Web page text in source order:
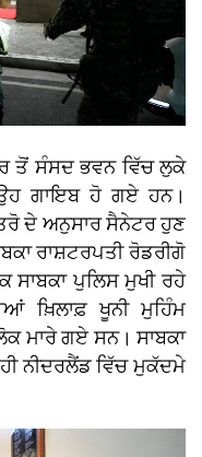
ਤੋਂ ਸੰਸਦ ਭਵਨ ਵਿੱਚ ਲੁਕੇ
ਗਾਇਬ ਹੋ ਗਏ ਹਨ।
ਦੇ ਅਨੁਸਾਰ ਸੈਨੇਟਰ ਹੁਣ
ਰਾਸ਼ਟਰਪਤੀ ਰੋਡਰੀਗੋ
ਪੁਲਿਸ ਮੁਖੀ ਰਹੇ
ਖ਼ਿਲਾਫ਼ ਖੂਨੀ ਮੁਹਿੰਮ
ਮਾਰੇ ਗਏ ਸਨ। ਸਾਬਕਾ
ਨੀਦਰਲੈਂਡ ਵਿੱਚ ਮੁਕੱਦਮੇ